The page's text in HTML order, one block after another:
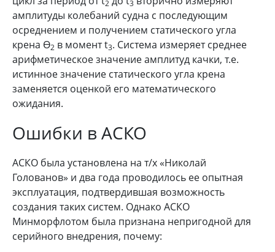
2 3
амплитуды колебаний судна с последующим
осреднением и получением статического угла
крена Ө2 в момент t3. Система измеряет среднее
арифметическое значение амплитуд качки, т.е.
истинное значение статического угла крена
заменяется оценкой его математического
ожидания.
Ошибки в АСКО
АСКО была установлена на т/х «Николай
Голованов» и два года проводилось ее опытная
эксплуатация, подтвердившая возможность
создания таких систем. Однако АСКО
Минморфлотом была признана непригодной для
серийного внедрения, почему: